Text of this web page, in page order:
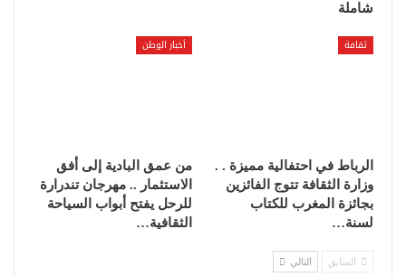
شاملة
ثقافة
الرباط في احتفالية مميزة . .
وزارة الثقافة تتوج الفائزين
بجائزة المغرب للكتاب
لسنة…
أخبار الوطن
من عمق البادية إلى أفق
الاستثمار .. مهرجان تندرارة
للرحل يفتح أبواب السياحة
الثقافية…
السابق التالي